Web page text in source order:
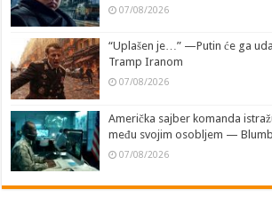
07/08/2026
“Uplašen je…” —Putin će ga
Tramp Iranom
07/08/2026
Američka sajber komanda
među svojim osobljem —
07/08/2026